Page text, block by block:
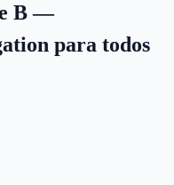
B —
para todos